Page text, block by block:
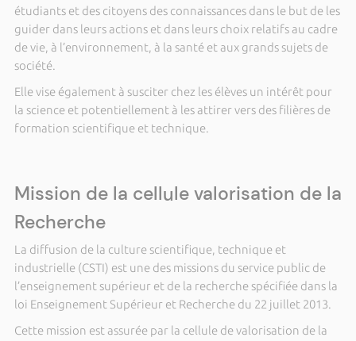
étudiants et des citoyens des connaissances dans le but de les
guider dans leurs actions et dans leurs choix relatifs au cadre
de vie, à l’environnement, à la santé et aux grands sujets de
société.
Elle vise également à susciter chez les élèves un intérêt pour
la science et potentiellement à les attirer vers des filières de
formation scientifique et technique.
Mission de la cellule valorisation de la
Recherche
La diffusion de la culture scientifique, technique et
industrielle (CSTI) est une des missions du service public de
l’enseignement supérieur et de la recherche spécifiée dans la
loi Enseignement Supérieur et Recherche du 22 juillet 2013.
Cette mission est assurée par la cellule de valorisation de la